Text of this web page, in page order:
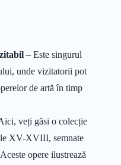
– Este singurul
unde vizitatorii pot
de artă în timp
veți găsi o colecție
XV-XVIII, semnate
opere ilustrează